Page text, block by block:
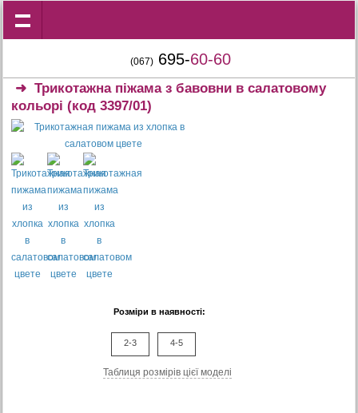
(067) 695-60-60
➜ Трикотажна піжама з бавовни в салатовому
кольорі (код 3397/01)
Розміри в наявності:
2-3 4-5
Таблиця розмiрiв цiєї моделi